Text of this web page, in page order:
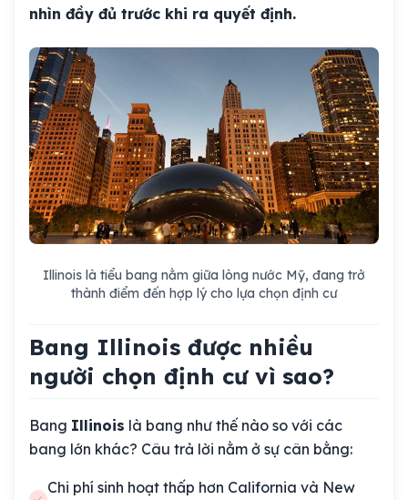
nhìn đầy đủ trước khi ra quyết định.
Illinois là tiểu bang nằm giữa lòng nước Mỹ, đang trở
thành điểm đến hợp lý cho lựa chọn định cư
Bang Illinois được nhiều
người chọn định cư vì sao?
Bang Illinois là bang như thế nào so với các
bang lớn khác? Câu trả lời nằm ở sự cân bằng:
Chi phí sinh hoạt thấp hơn California và New